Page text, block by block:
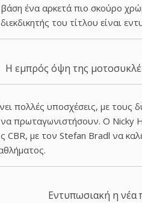
ένα αρκετά πιο σκούρο
του τίτλου είναι
Η εμπρός όψη της
πολλές υποσχέσεις, με
πρωταγωνιστήσουν. Ο Nicky
CBR, με τον Stefan Bradl να
Εντυπωσιακή η νέα